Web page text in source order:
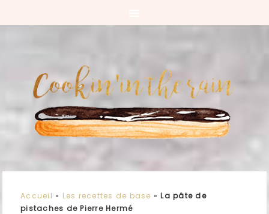
Accueil » Les recettes de base »La pâte de
pistaches de Pierre Hermé